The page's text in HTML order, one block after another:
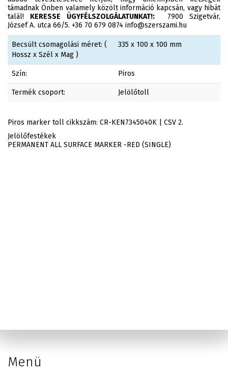
támadnak Önben valamely közölt információ kapcsán, vagy hibát
talál! KERESSE ÜGYFÉLSZOLGÁLATUNKAT!:7900 Szigetvár,
József A. utca 66/5. +36 70 679 0874 info@szerszami.hu
Becsült csomagolási méret: (
Hossz x Szél x Mag )
335 x 100 x 100 mm
Szín: Piros
Termék csoport: Jelölőtoll
Piros marker toll cikkszám: CR-KEN7345040K | CSV 2.
Jelölőfestékek
PERMANENT ALL SURFACE MARKER -RED (SINGLE)
Menü